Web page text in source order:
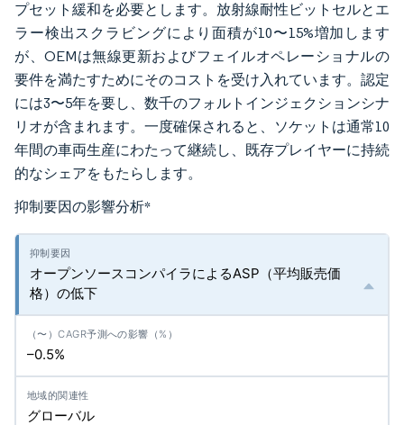
プセット緩和を必要とします。放射線耐性ビットセルとエ
ラー検出スクラビングにより面積が10〜15%増加します
が、OEMは無線更新およびフェイルオペレーショナルの
要件を満たすためにそのコストを受け入れています。認定
には3〜5年を要し、数千のフォルトインジェクションシナ
リオが含まれます。一度確保されると、ソケットは通常10
年間の車両生産にわたって継続し、既存プレイヤーに持続
的なシェアをもたらします。
抑制要因の影響分析*
オープンソースコンパイラによるASP（平均販売価
格）の低下
–0.5%
グローバル